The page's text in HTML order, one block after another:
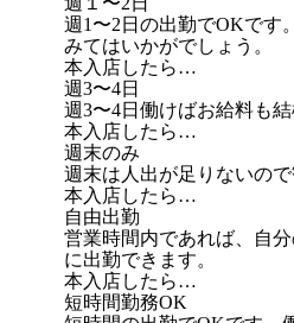
週1〜2日の出勤でOKです
みてはいかがでしょう。
本入店したら…
週3〜4日
週3〜4日働けばお給料も結
本入店したら…
週末のみ
週末は人出が足りないので
本入店したら…
自由出勤
営業時間内であれば、自
に出勤できます。
本入店したら…
短時間勤務OK